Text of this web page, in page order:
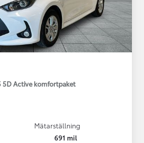
5D Active komfortpaket
Mätarställning
691 mil